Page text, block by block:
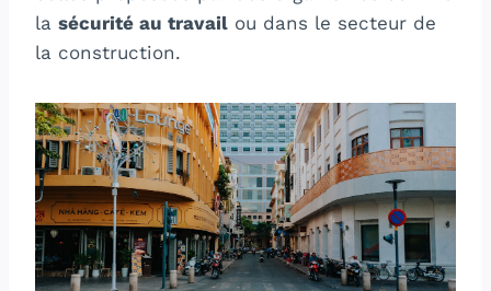
la sécurité au travail ou dans le secteur de
la construction.